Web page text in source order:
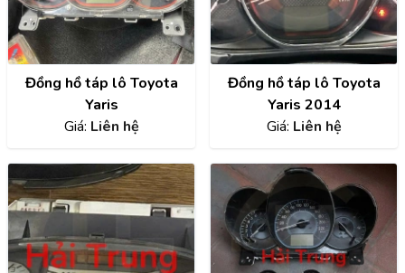
Đồng hồ táp lô Toyota
Yaris
Giá: Liên hệ
Đồng hồ táp lô Toyota
Yaris 2014
Giá: Liên hệ